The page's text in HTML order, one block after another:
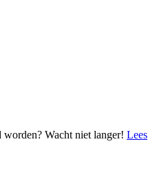
Wacht niet langer! Lees